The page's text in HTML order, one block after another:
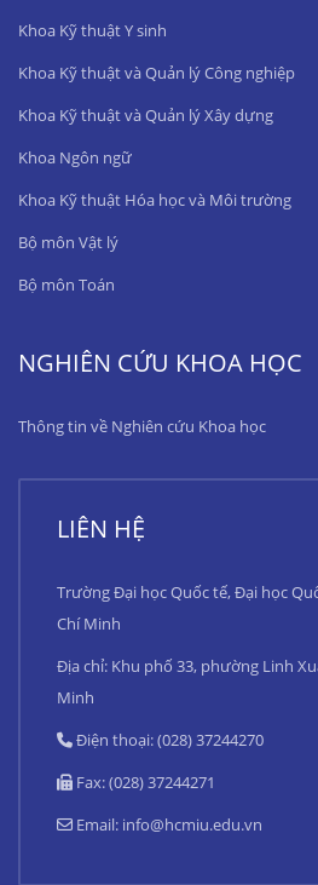
Khoa Kỹ thuật Y sinh
Khoa Kỹ thuật và Quản lý Công nghiệp
Khoa Kỹ thuật và Quản lý Xây dựng
Khoa Ngôn ngữ
Khoa Kỹ thuật Hóa học và Môi trường
Bộ môn Vật lý
Bộ môn Toán
NGHIÊN CỨU KHOA HỌC
Thông tin về Nghiên cứu Khoa học
LIÊN HỆ
Trường Đại học Quốc tế, Đại học
Chí Minh
Địa chỉ: Khu phố 33, phường Linh
Minh
Điện thoại: (028) 37244270
Fax: (028) 37244271
Email: info@hcmiu.edu.vn